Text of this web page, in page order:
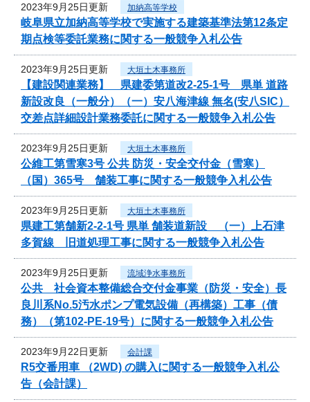
2023年9月25日更新 加納高等学校
岐阜県立加納高等学校で実施する建築基準法第12条定
期点検等委託業務に関する一般競争入札公告
2023年9月25日更新 大垣土木事務所
【建設関連業務】 県建委第道改2-25-1号 県単 道路
新設改良（一般分）（一）安八海津線 無名(安八SIC）
交差点詳細設計業務委託に関する一般競争入札公告
2023年9月25日更新 大垣土木事務所
公維工第雪寒3号 公共 防災・安全交付金（雪寒）
（国）365号 舗装工事に関する一般競争入札公告
2023年9月25日更新 大垣土木事務所
県建工第舗新2-2-1号 県単 舗装道新設 （一）上石津
多賀線 旧道処理工事に関する一般競争入札公告
2023年9月25日更新 流域浄水事務所
公共 社会資本整備総合交付金事業（防災・安全）長
良川系No.5汚水ポンプ電気設備（再構築）工事（債
務）（第102-PE-19号）に関する一般競争入札公告
2023年9月22日更新 会計課
R5交番用車 （2WD) の購入に関する一般競争入札公
告（会計課）